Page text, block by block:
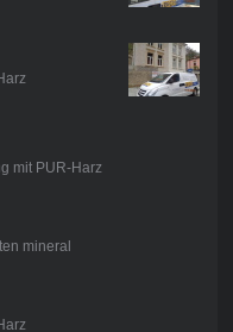
mit PUR-Harz
mineral